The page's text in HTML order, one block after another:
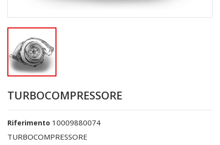
TURBOCOMPRESSORE
Riferimento 10009880074
TURBOCOMPRESSORE